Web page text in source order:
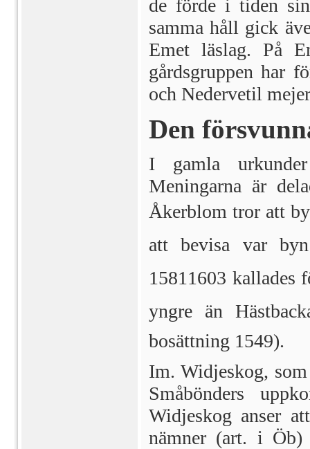
de förde i tiden
samma håll gick
Emet läslag. På
gårdsgruppen har
och Nedervetil
Den
I gamla
Meningarna är
Åkerblom tror att
att bevisa var
15811603
yngre än
bosättning 1549).
Im. Widjeskog,
Småbönders
Widjeskog anser
nämner (art. i Öb)